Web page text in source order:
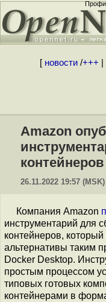
[ новости/+++
Amazon
26.11.2022 19:57 (MSK)
Компания Amazon
инструментарий для
контейнеров,
альтернативы таким
Docker Desktop.
простым процессом
типовых готовых
контейнерами в